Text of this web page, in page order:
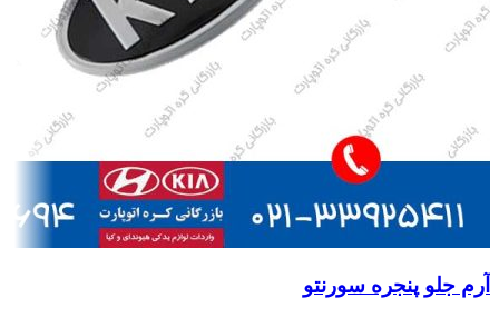
آرم جلو پنجره سورنتو